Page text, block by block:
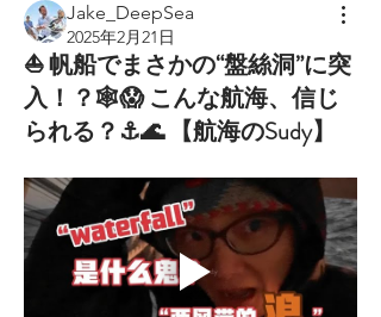
Jake_DeepSea
2025年2月21日
⛵️ 帆船でまさかの“盤絲洞”に突
入！？🕸️😱 こんな航海、信じ
られる？⚓️🌊 【航海のSudy】